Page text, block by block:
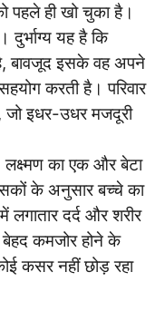
पहले ही खो चुका है।
यह है कि
बावजूद इसके वह अपने
करती है। परिवार
जो इधर-उधर मजदूरी
लक्ष्मण का एक और बेटा
के अनुसार बच्चे का
दर्द और शरीर
कमजोर होने के
कसर नहीं छोड़ रहा